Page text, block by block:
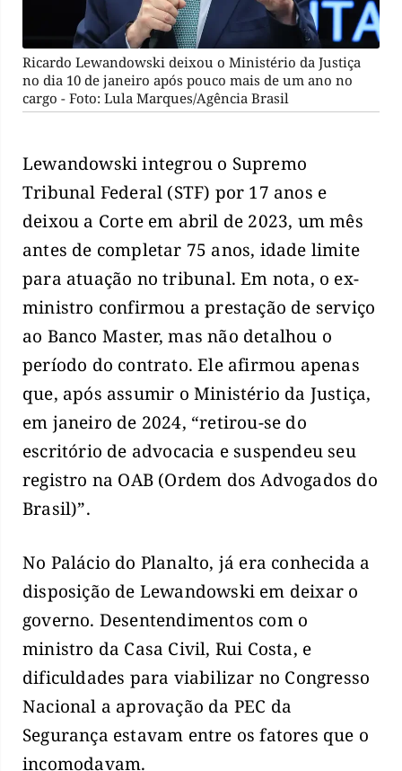
Ricardo Lewandowski deixou o Ministério da Justiça
no dia 10 de janeiro após pouco mais de um ano no
cargo - Foto: Lula Marques/Agência Brasil
Lewandowski integrou o Supremo
Tribunal Federal (STF) por 17 anos e
deixou a Corte em abril de 2023, um mês
antes de completar 75 anos, idade limite
para atuação no tribunal. Em nota, o ex-
ministro confirmou a prestação de serviço
ao Banco Master, mas não detalhou o
período do contrato. Ele afirmou apenas
que, após assumir o Ministério da Justiça,
em janeiro de 2024, “retirou-se do
escritório de advocacia e suspendeu seu
registro na OAB (Ordem dos Advogados do
Brasil)”.
No Palácio do Planalto, já era conhecida a
disposição de Lewandowski em deixar o
governo. Desentendimentos com o
ministro da Casa Civil, Rui Costa, e
dificuldades para viabilizar no Congresso
Nacional a aprovação da PEC da
Segurança estavam entre os fatores que o
incomodavam.